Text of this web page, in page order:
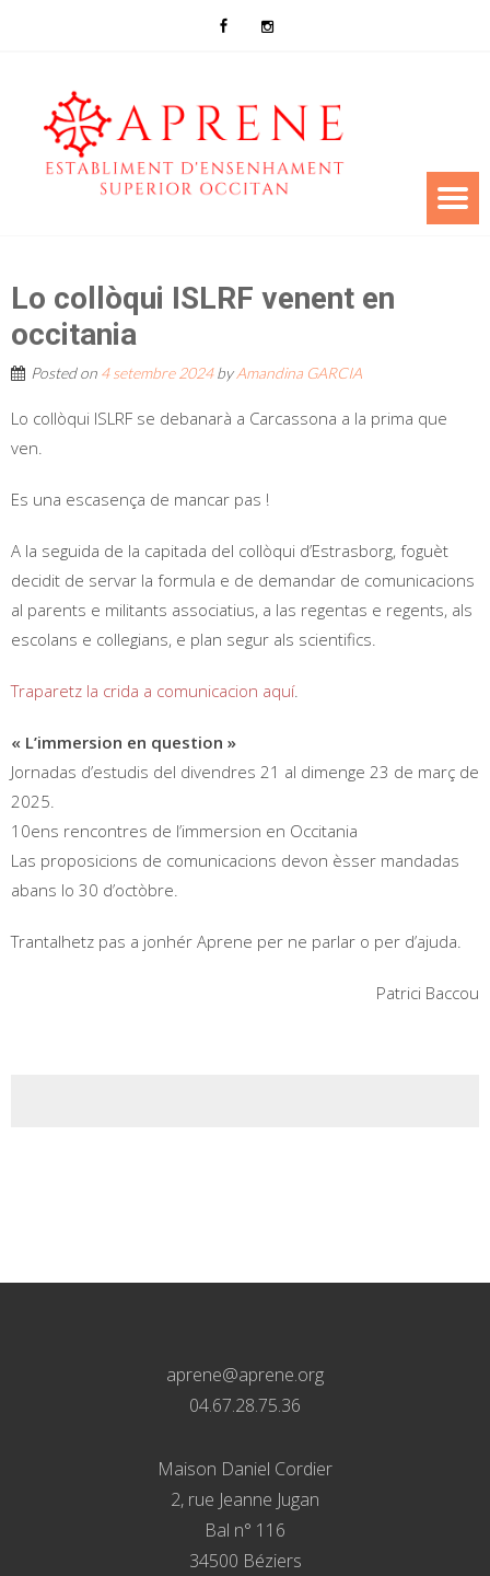
Lo collòqui ISLRF venent en
occitania
Posted on 4 setembre 2024byAmandina GARCIA
Lo collòqui ISLRF se debanarà a Carcassona a la prima que
ven.
Es una escasença de mancar pas !
A la seguida de la capitada del collòqui d’Estrasborg, foguèt
decidit de servar la formula e de demandar de comunicacions
al parents e militants associatius, a las regentas e regents, als
escolans e collegians, e plan segur als scientifics.
Traparetz la crida a comunicacion aquí.
« L’immersion en question »
Jornadas d’estudis del divendres 21 al dimenge 23 de març de
2025.
10ens rencontres de l’immersion en Occitania
Las proposicions de comunicacions devon èsser mandadas
abans lo 30 d’octòbre.
Trantalhetz pas a jonhér Aprene per ne parlar o per d’ajuda.
Patrici Baccou
aprene@aprene.org
04.67.28.75.36
Maison Daniel Cordier
2, rue Jeanne Jugan
Bal n° 116
34500 Béziers